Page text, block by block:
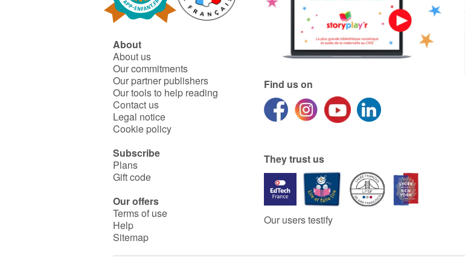
journée avec un bonhomme
de neige !
Un album festif pour fêter
Noël in English ! Merry
Christmas, Cat and Mouse!
Fêtes !
About
About us
Our commitments
Our partner publishers
Our tools to help reading
Contact us
Legal notice
Cookie policy
Subscribe
Plans
Gift code
Our offers
Terms of use
Help
Sitemap
Find us on
They trust us
Our users testify